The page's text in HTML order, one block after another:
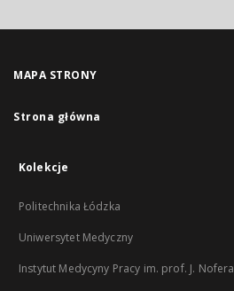
MAPA STRONY
Strona główna
Kolekcje
Politechnika Łódzka
Uniwersytet Medyczny
Instytut Medycyny Pracy im. prof. J. Nofera